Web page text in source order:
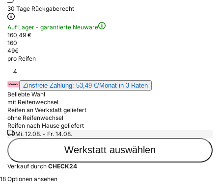
30 Tage Rückgaberecht
Auf Lager - garantierte Neuware
160,49 €
160
49€
pro Reifen
4
Zinsfreie Zahlung: 53,49 €/Monat in 3 Raten
Beliebte Wahl
mit Reifenwechsel
Reifen an Werkstatt geliefert
ohne Reifenwechsel
Reifen nach Hause geliefert
Mi. 12.08. - Fr. 14.08.
Werkstatt auswählen
Verkauf durch CHECK24
18 Optionen ansehen